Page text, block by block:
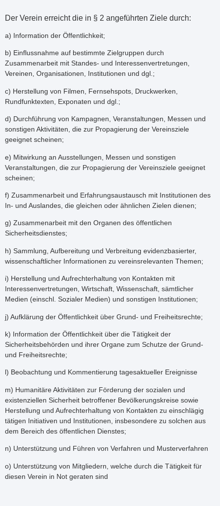
Der Verein erreicht die in § 2 angeführten Ziele durch:
a) Information der Öffentlichkeit;
b) Einflussnahme auf bestimmte Zielgruppen durch
Zusammenarbeit mit Standes- und Interessenvertretungen,
Vereinen, Organisationen, Institutionen und dgl.;
c) Herstellung von Filmen, Fernsehspots, Druckwerken,
Rundfunktexten, Exponaten und dgl.;
d) Durchführung von Kampagnen, Veranstaltungen, Messen und
sonstigen Aktivitäten, die zur Propagierung der Vereinsziele
geeignet scheinen;
e) Mitwirkung an Ausstellungen, Messen und sonstigen
Veranstaltungen, die zur Propagierung der Vereinsziele geeignet
scheinen;
f) Zusammenarbeit und Erfahrungsaustausch mit Institutionen des
In- und Auslandes, die gleichen oder ähnlichen Zielen dienen;
g) Zusammenarbeit mit den Organen des öffentlichen
Sicherheitsdienstes;
h) Sammlung, Aufbereitung und Verbreitung evidenzbasierter,
wissenschaftlicher Informationen zu vereinsrelevanten Themen;
i) Herstellung und Aufrechterhaltung von Kontakten mit
Interessenvertretungen, Wirtschaft, Wissenschaft, sämtlicher
Medien (einschl. Sozialer Medien) und sonstigen Institutionen;
j) Aufklärung der Öffentlichkeit über Grund- und Freiheitsrechte;
k) Information der Öffentlichkeit über die Tätigkeit der
Sicherheitsbehörden und ihrer Organe zum Schutze der Grund-
und Freiheitsrechte;
l) Beobachtung und Kommentierung tagesaktueller Ereignisse
m) Humanitäre Aktivitäten zur Förderung der sozialen und
existenziellen Sicherheit betroffener Bevölkerungskreise sowie
Herstellung und Aufrechterhaltung von Kontakten zu einschlägig
tätigen Initiativen und Institutionen, insbesondere zu solchen aus
dem Bereich des öffentlichen Dienstes;
n) Unterstützung und Führen von Verfahren und Musterverfahren
o) Unterstützung von Mitgliedern, welche durch die Tätigkeit für
diesen Verein in Not geraten sind